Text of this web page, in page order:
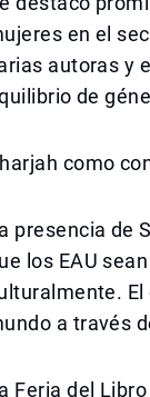
en el
autoras y
de
como
presencia de
los EAU
El
a través
Feria del